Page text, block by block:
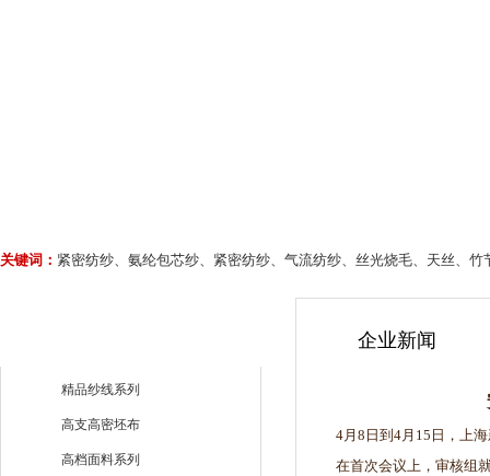
关键词： 紧密纺纱、氨纶包芯纱、紧密纺纱、气流纺纱、丝光烧毛、天丝、
精品纱线系列
高支高密坯布
高档面料系列
企业新闻
4月8日到4月15日，上
在首次会议上，审核组